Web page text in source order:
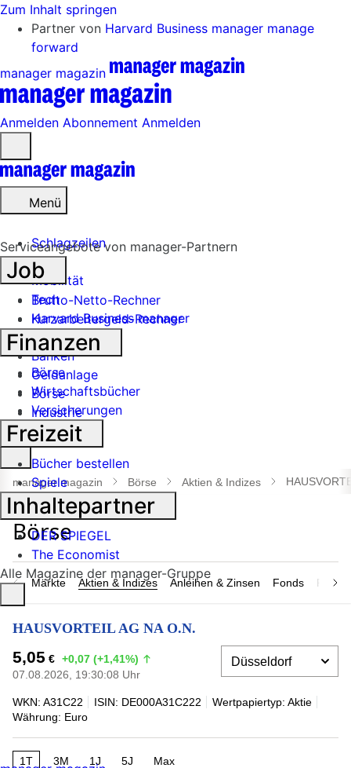
Zum Inhalt springen
Partner von Harvard Business manager manage
forward
manager magazin
Anmelden Abonnement Anmelden
öffnen
Menü
Schlagzeilen
Mobilität
Tech
Harvard Business manager
Handel
Banken
Geldanlage
Börse
Industrie
Suche
öffnen
manager magazin Börse Aktien & Indizes
Märkte Aktien & Indizes Anleihen & Zinsen Fonds
HAUSVORTEIL AG NA O.N.
5,05 € +0,07 (+1,41%)
07.08.2026, 19:30:08 Uhr
WKN: A31C22 ISIN: DE000A31C222
Wertpapiertyp: Aktie
Währung: Euro
1T 3M 1J 5J Max
Serviceangebote von manager-Partnern
Job
Brutto-Netto-Rechner
Kurzarbeitergeld-Rechner
Finanzen
Börse
Wirtschaftsbücher
Versicherungen
Freizeit
Bücher bestellen
Spiele
Inhaltepartner
DER SPIEGEL
The Economist
Alle Magazine der manager-Gruppe